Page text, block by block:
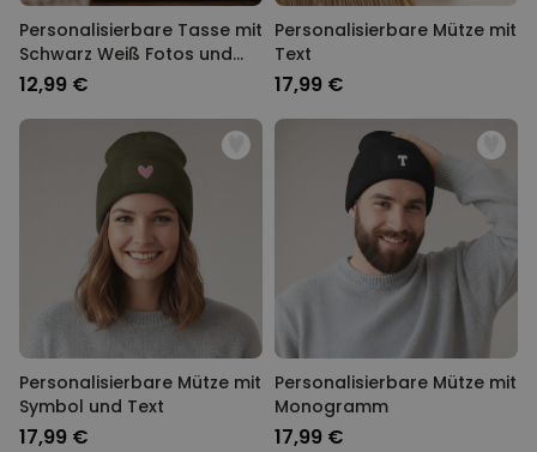
Personalisierbare Tasse mit
Schwarz Weiß Fotos und
Text
12,99 €
Personalisierbare Mütze mit
Text
17,99 €
Personalisierbare Mütze mit
Symbol und Text
17,99 €
Personalisierbare Mütze mit
Monogramm
17,99 €